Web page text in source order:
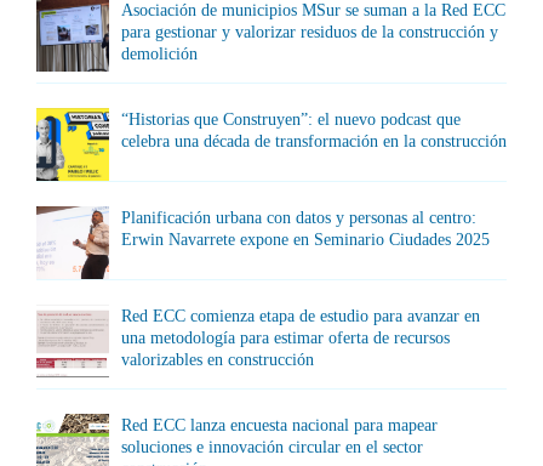
Asociación de municipios MSur se suman a la Red ECC
para gestionar y valorizar residuos de la construcción y
demolición
“Historias que Construyen”: el nuevo podcast que
celebra una década de transformación en la construcción
Planificación urbana con datos y personas al centro:
Erwin Navarrete expone en Seminario Ciudades 2025
Red ECC comienza etapa de estudio para avanzar en
una metodología para estimar oferta de recursos
valorizables en construcción
Red ECC lanza encuesta nacional para mapear
soluciones e innovación circular en el sector